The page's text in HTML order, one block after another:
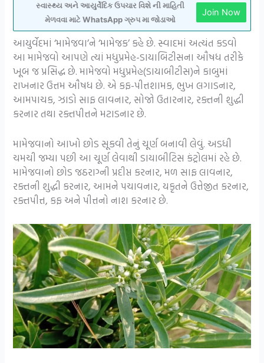
સ્વાસ્થ્ય અને આયુર્વેદિક ઉપચાર વિશે ની માહિતી
મેળવવા માટે WhatsApp ગ્રુપ મા જોડાઓ
Join Now
આયુર્વેદમાં ‘મામેજવા’ને ‘મામેજક’ કહે છે. સ્વાદમાં અત્યંત કડવો
આ મામેજવો આપણે ત્યાં મધુપ્રમેહ-ડાયાબિટીસના ઔષધ તરીકે
ખૂબ જ પ્રસિદ્ધ છે. મામેજવો મધુપ્રમેહ(ડાયાબીટીસ)ને કાબુમાં
રાખનાર ઉત્તમ ઔષધ છે. એ કફ-પીત્તશામક, ભુખ લગાડનાર,
આમપાચક, ઝાડો સાફ લાવનાર, સોજો ઉતારનાર, રક્તની શુદ્ધી
કરનાર તથા રક્તપીત્તને મટાડનાર છે.
મામેજવાનો આખો છોડ સૂકવી તેનું ચૂર્ણ બનાવી લેવું. અડધી
ચમચી જમ્યા પછી આ ચૂર્ણ લેવાથી ડાયાબીટિસ કંટ્રોલમાં રહે છે.
મામેજવાનો છોડ જઠરાગ્ની પ્રદીપ્ત કરનાર, મળ સાફ લાવનાર,
રક્તની શુદ્ધી કરનાર, આમને પચાવનાર, યકૃતને ઉત્તેજીત કરનાર,
રક્તપીત્ત, કફ અને પીત્તનો નાશ કરનાર છે.